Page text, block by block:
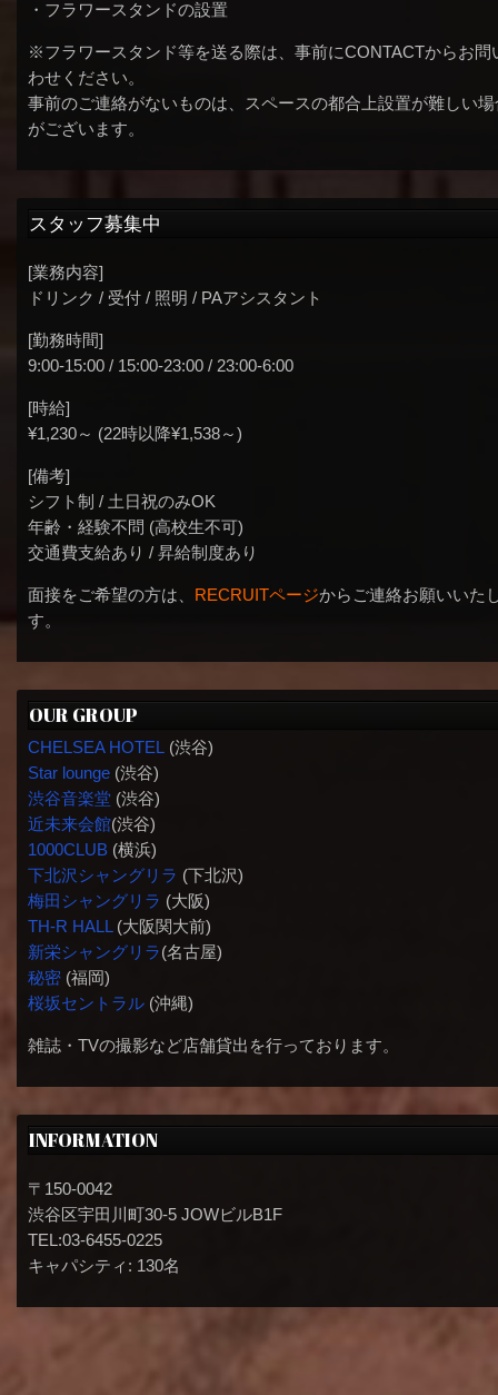
・フラワースタンドの設置
※フラワースタンド等を送る際は、事前にCONTACTからお問
わせください。
事前のご連絡がないものは、スペースの都合上設置が難しい場
がございます。
スタッフ募集中
[業務内容]
ドリンク / 受付 / 照明 / PAアシスタント
[勤務時間]
9:00-15:00 / 15:00-23:00 / 23:00-6:00
[時給]
¥1,230～ (22時以降¥1,538～)
[備考]
シフト制 / 土日祝のみOK
年齢・経験不問 (高校生不可)
交通費支給あり / 昇給制度あり
面接をご希望の方は、 RECRUITページからご連絡お願いいた
す。
OUR GROUP
CHELSEA HOTEL (渋谷)
Star lounge(渋谷)
渋谷音楽堂(渋谷)
近未来会館(渋谷)
1000CLUB(横浜)
下北沢シャングリラ (下北沢)
梅田シャングリラ (大阪)
TH-R HALL(大阪関大前)
新栄シャングリラ(名古屋)
秘密(福岡)
桜坂セントラル(沖縄)
雑誌・TVの撮影など店舗貸出を行っております。
INFORMATION
〒150-0042
渋谷区宇田川町30-5 JOWビルB1F
TEL:03-6455-0225
キャパシティ: 130名